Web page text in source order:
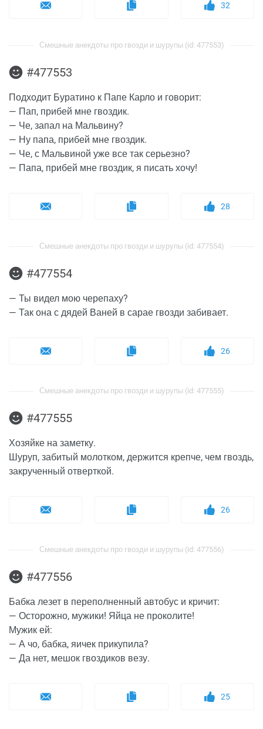
32
Смешные анекдоты про гвозди и шурупы (id: 477553)
#477553
Подходит Буратино к Папе Карло и говорит:
— Пап, прибей мне гвоздик.
— Че, запал на Мальвину?
— Ну папа, прибей мне гвоздик.
— Че, с Мальвиной уже все так серьезно?
— Папа, прибей мне гвоздик, я писать хочу!
28
Смешные анекдоты про гвозди и шурупы (id: 477554)
#477554
— Ты видел мою черепаху?
— Так она с дядей Ваней в сарае гвозди забивает.
26
Смешные анекдоты про гвозди и шурупы (id: 477555)
#477555
Хозяйке на заметку.
Шуруп, забитый молотком, держится крепче, чем гвоздь,
закрученный отверткой.
26
Смешные анекдоты про гвозди и шурупы (id: 477556)
#477556
Бабка лезет в переполненный автобус и кричит:
— Осторожно, мужики! Яйца не проколите!
Мужик ей:
— А чо, бабка, яичек прикупила?
— Да нет, мешок гвоздиков везу.
25